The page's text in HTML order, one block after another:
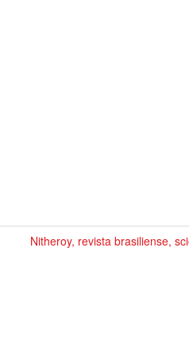
Nitheroy, revista brasiliense,